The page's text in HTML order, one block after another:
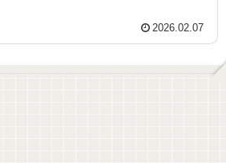
2026.02.07